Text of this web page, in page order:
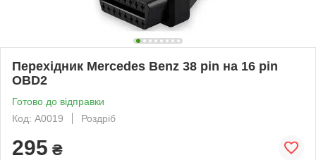
Перехідник Mercedes Benz 38 pin на 16 pin
OBD2
Готово до відправки
Код: A0019
Роздріб
295 ₴